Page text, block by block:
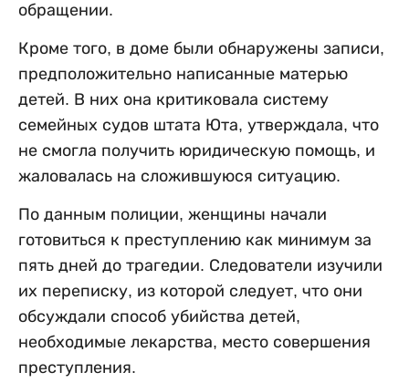
обращении.
Кроме того, в доме были обнаружены записи,
предположительно написанные матерью
детей. В них она критиковала систему
семейных судов штата Юта, утверждала, что
не смогла получить юридическую помощь, и
жаловалась на сложившуюся ситуацию.
По данным полиции, женщины начали
готовиться к преступлению как минимум за
пять дней до трагедии. Следователи изучили
их переписку, из которой следует, что они
обсуждали способ убийства детей,
необходимые лекарства, место совершения
преступления.